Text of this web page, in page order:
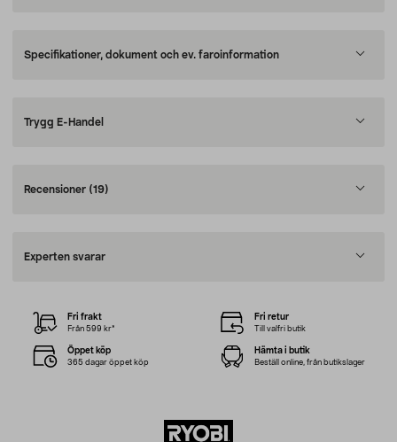
Specifikationer, dokument och ev. faroinformation
Trygg E-Handel
Recensioner (19)
Experten svarar
Fri frakt
Från 599 kr*
Fri retur
Till valfri butik
Öppet köp
365 dagar öppet köp
Hämta i butik
Beställ online, från butikslager